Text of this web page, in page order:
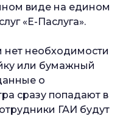
виде на едином
«Е-Паслуга».
нет необходимости
или бумажный
о
сразу попадают в
ГАИ будут